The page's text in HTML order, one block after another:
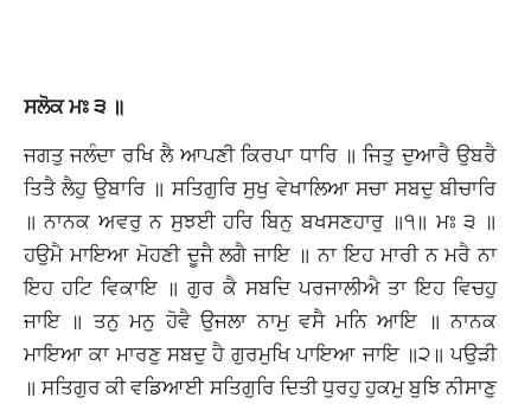
ਸਲੋਕ ਮਃ ੩ ॥
ਜਗਤੁ ਜਲੰਦਾ ਰਖਿ ਲੈ ਆਪਣੀ ਕਿਰਪਾ ਧਾਰਿ ॥ ਜਿਤੁ ਦੁਆਰੈ ਉਬਰੈ
ਤਿਤੈ ਲੈਹੁ ਉਬਾਰਿ ॥ ਸਤਿਗੁਰਿ ਸੁਖੁ ਵੇਖਾਲਿਆ ਸਚਾ ਸਬਦੁ ਬੀਚਾਰਿ
॥ ਨਾਨਕ ਅਵਰੁ ਨ ਸੁਝਈ ਹਰਿ ਬਿਨੁ ਬਖਸਣਹਾਰੁ ॥੧॥ ਮਃ ੩ ॥
ਹਉਮੈ ਮਾਇਆ ਮੋਹਣੀ ਦੂਜੈ ਲਗੈ ਜਾਇ ॥ ਨਾ ਇਹ ਮਾਰੀ ਨ ਮਰੈ ਨਾ
ਇਹ ਹਟਿ ਵਿਕਾਇ ॥ ਗੁਰ ਕੈ ਸਬਦਿ ਪਰਜਾਲੀਐ ਤਾ ਇਹ ਵਿਚਹੁ
ਜਾਇ ॥ ਤਨੁ ਮਨੁ ਹੋਵੈ ਉਜਲਾ ਨਾਮੁ ਵਸੈ ਮਨਿ ਆਇ ॥ ਨਾਨਕ
ਮਾਇਆ ਕਾ ਮਾਰਣੁ ਸਬਦੁ ਹੈ ਗੁਰਮੁਖਿ ਪਾਇਆ ਜਾਇ ॥੨॥ ਪਉੜੀ
॥ ਸਤਿਗੁਰ ਕੀ ਵਡਿਆਈ ਸਤਿਗੁਰਿ ਦਿਤੀ ਧੁਰਹੁ ਹੁਕਮੁ ਬੁਝਿ ਨੀਸਾਣੁ